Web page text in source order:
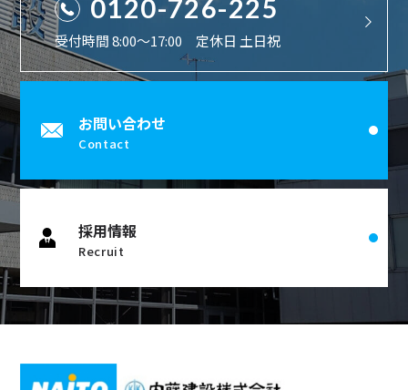
0120-726-225
受付時間 8:00〜17:00 定休日 土日祝
お問い合わせ
Contact
採用情報
Recruit